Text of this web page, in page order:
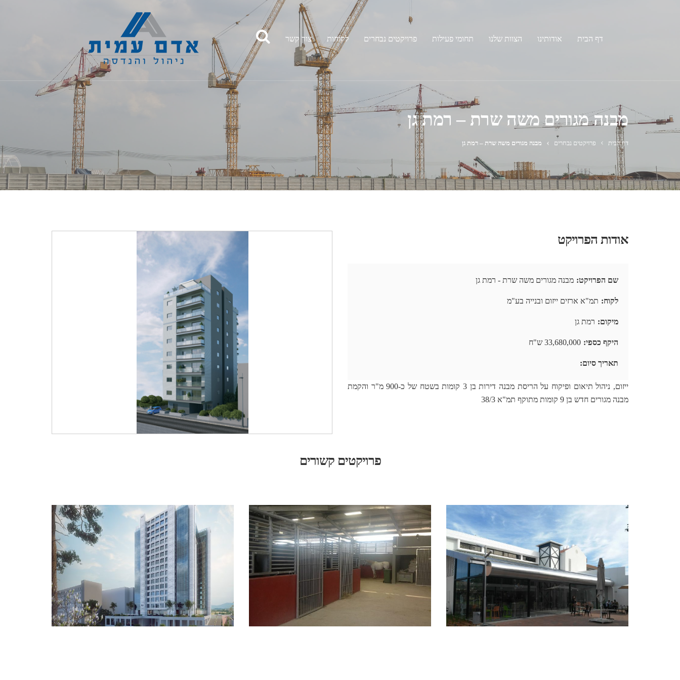
דף הבית אודותינו הצוות שלנו תחומי פעילות פרויקטים נבחרים לקוחות צור קשר
מבנה מגורים משה שרת – רמת גן
דף הבית פרויקטים נבחרים מבנה מגורים משה שרת – רמת גן
אודות הפרויקט
שם הפרויקט מבנה מגורים משה שרת - רמת גן
לקוח תמ"א ארזים ייזום ובנייה בע"מ
מיקום רמת גן
היקף כספי 33,680,000 ש"ח
תאריך סיום
ייזום, ניהול תיאום ופיקוח על הריסת מבנה דירות בן 3 קומות בשטח של כ-900 מ"ר והקמת
מבנה מגורים חדש בן 9 קומות מתוקף תמ"א 38/3
פרויקטים קשורים
מבנה רד בינת 4 – הר החוצבים ירושלים
צפה בפרויקט
יחידת פרשים דרום – משטרת ישראל
צפה בפרויקט